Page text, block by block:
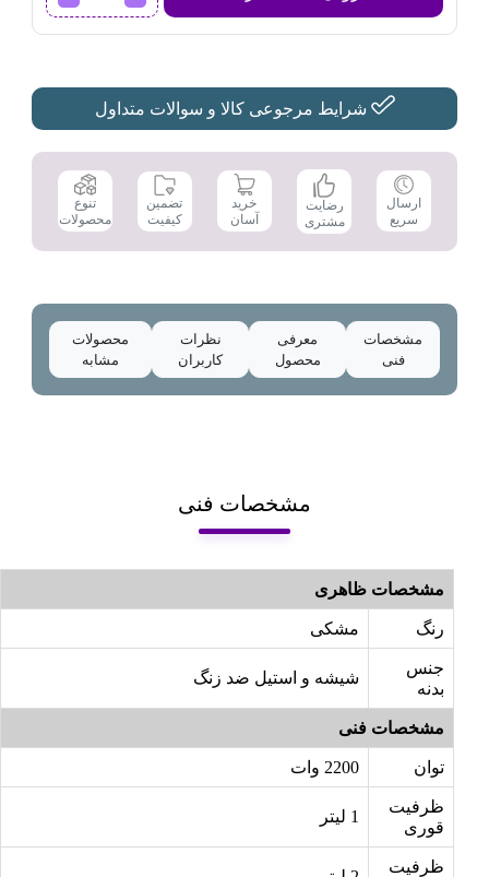
ساز
عدد
شرایط مرجوعی کالا و سوالات متداول
ارسال
سریع
رضایت
مشتری
خرید
آسان
تضمین
کیفیت
تنوع
محصولات
مشخصات
فنی
معرفی
محصول
نظرات
کاربران
محصولات
مشابه
مشخصات فنی
مشخصات ظاهری
رنگ مشکی
جنس
بدنه
شیشه و استیل ضد زنگ
مشخصات فنی
توان 2200 وات
ظرفیت
قوری
ظرفیت